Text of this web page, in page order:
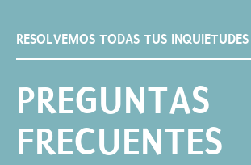
RESOLVEMOS TODAS TUS INQUIETUDES
PREGUNTAS
FRECUENTES